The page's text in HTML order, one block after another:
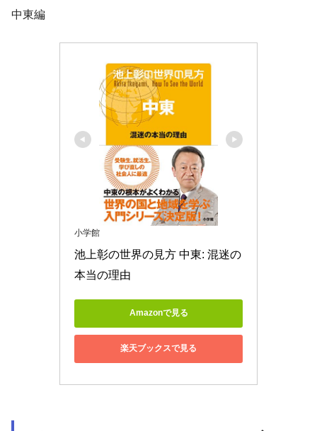
中東編
小学館
池上彰の世界の見方 中東: 混迷の
本当の理由
Amazonで見る
楽天ブックスで見る